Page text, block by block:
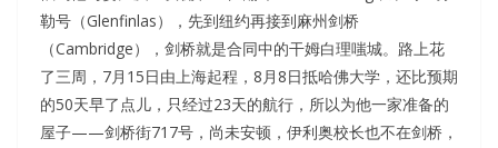
勒号（Glenfinlas），先到纽约再接到麻州剑桥
（Cambridge），剑桥就是合同中的干姆白理嗤城。路上花
了三周，7月15日由上海起程，8月8日抵哈佛大学，还比预期
的50天早了点儿，只经过23天的航行，所以为他一家准备的
屋子——剑桥街717号，尚未安顿，伊利奥校长也不在剑桥，